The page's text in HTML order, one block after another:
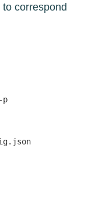
correspond
p